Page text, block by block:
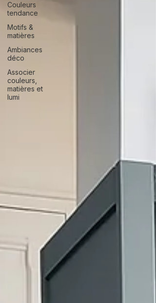
Couleurs
tendance
Motifs &
matières
Ambiances
déco
Associer
couleurs,
matières et
lumi